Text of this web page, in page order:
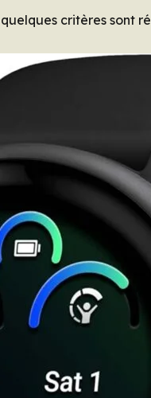
quelques critères sont